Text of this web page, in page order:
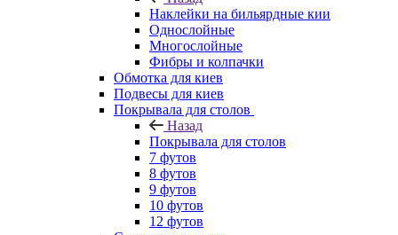
Наклейки на бильярдные кии
Однослойные
Многослойные
Фибры и колпачки
Обмотка для киев
Подвесы для киев
Покрывала для столов
Назад
Покрывала для столов
7 футов
8 футов
9 футов
10 футов
12 футов